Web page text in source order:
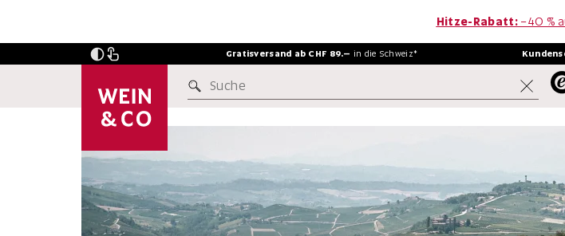
Hitze-Rabatt: −40 %
Gratisversand ab CHF 89.– in die Schweiz*
Suche
INSIDERSTOFF